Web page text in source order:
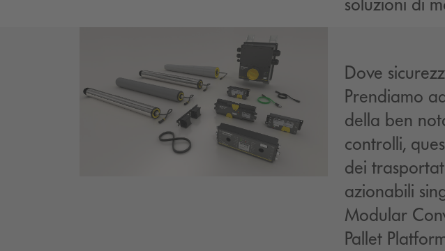
Dove
Prendiamo
della ben
controlli,
dei
azionabili
Modular
Pallet